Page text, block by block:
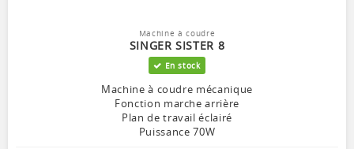
Machine à coudre
SINGER SISTER 8
En stock
Machine à coudre mécanique
Fonction marche arrière
Plan de travail éclairé
Puissance 70W